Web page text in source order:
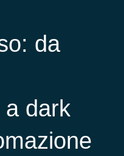
da
a dark